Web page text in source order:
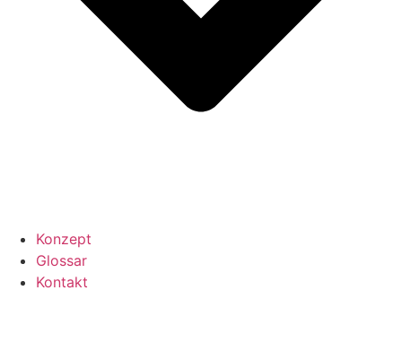
Konzept
Glossar
Kontakt